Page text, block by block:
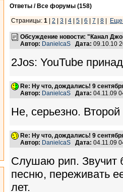
Ответы / Все форумы (158)
Страницы: 1 | 2 | 3 | 4 | 5 | 6 | 7 | 8 |
Обсуждение новости: "Канал
Автор: DanielcaS Дата: 09.10.10
2Jos: YouTube
Re: Ну что, дождались! 9
Автор: DanielcaS Дата: 04.11.09
Не, серьезно.
Re: Ну что, дождались! 9
Автор: DanielcaS Дата: 04.11.09
Слушаю рип. Звучит
песню, переживать
лет.